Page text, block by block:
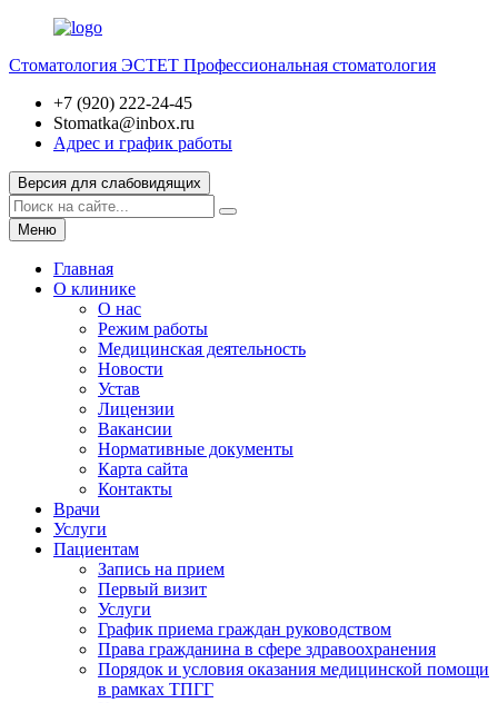
Стоматология ЭСТЕТ Профессиональная стоматология
+7 (920) 222-24-45
Stomatka@inbox.ru
Адрес и график работы
Версия для слабовидящих
Меню
Главная
О клинике
О нас
Режим работы
Медицинская деятельность
Новости
Устав
Лицензии
Вакансии
Нормативные документы
Карта сайта
Контакты
Врачи
Услуги
Пациентам
Запись на прием
Первый визит
Услуги
График приема граждан руководством
Права гражданина в сфере здравоохранения
Порядок и условия оказания медицинской помощи
в рамках ТПГГ